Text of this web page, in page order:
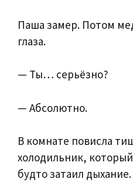
Паша замер. Потом
глаза.
— Ты… серьёзно?
— Абсолютно.
В комнате повисла
холодильник,
будто затаил дыхание.